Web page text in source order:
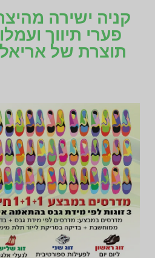
קניה ישירה
פערי תיווך
תוצרת של